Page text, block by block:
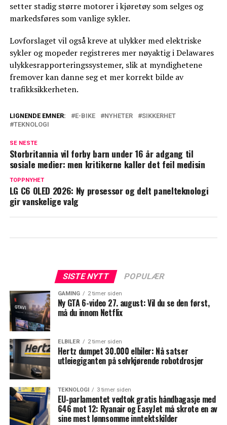
setter stadig større motorer i kjøretøy som selges og
markedsføres som vanlige sykler.
Lovforslaget vil også kreve at ulykker med elektriske
sykler og mopeder registreres mer nøyaktig i Delawares
ulykkesrapporteringssystemer, slik at myndighetene
fremover kan danne seg et mer korrekt bilde av
trafikksikkerheten.
LIGNENDE EMNER: E-BIKE NYHETER
SIKKERHET
TEKNOLOGI
SE NESTE
Storbritannia vil forby barn under 16 år adgang til
sosiale medier: men kritikerne kaller det feil medisin
TOPPNYHET
LG C6 OLED 2026: Ny prosessor og delt panelteknologi
gir vanskelige valg
SISTE NYTT POPULÆR
GAMING 2 timer siden
Ny GTA 6-video 27. august: Vil du se den først,
må du innom Netflix
ELBILER 2 timer siden
Hertz dumpet 30.000 elbiler: Nå satser
utleiegiganten på selvkjørende robotdrosjer
TEKNOLOGI 3 timer siden
EU-parlamentet vedtok gratis håndbagasje med
646 mot 12: Ryanair og EasyJet må skrote en av
sine mest lønnsomme inntektskilder